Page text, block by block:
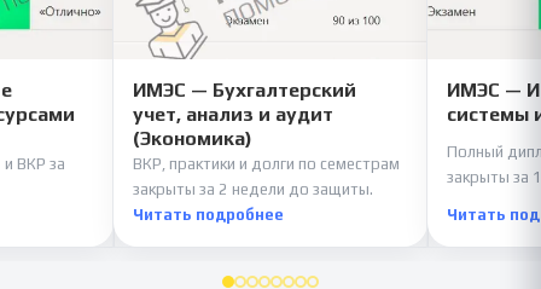
и ВКР за
ИМЭС — Бухгалтерский
учет, анализ и аудит
(Экономика)
ВКР, практики и долги по семестрам
закрыты за 2 недели до защиты.
Читать подробнее
ИМЭС —
системы
Полный
закрыты за
Читать